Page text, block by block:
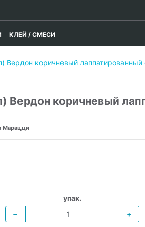
КЛЕЙ / СМЕСИ
Вердон коричневый
Вердон коричневый
Марацци
упак.
−
+